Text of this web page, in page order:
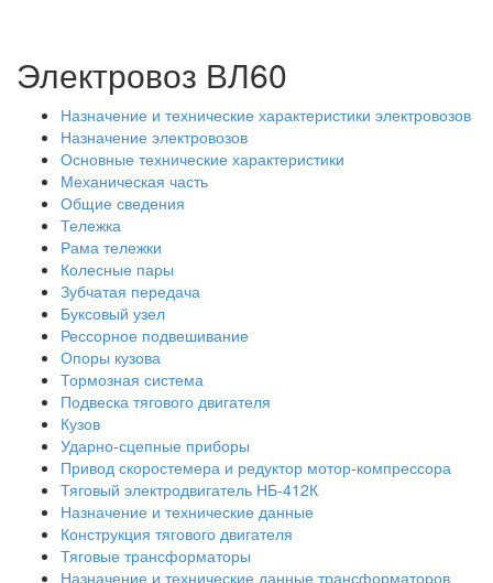
Электровоз ВЛ60
Назначение и технические характеристики электровозов
Назначение электровозов
Основные технические характеристики
Механическая часть
Общие сведения
Тележка
Рама тележки
Колесные пары
Зубчатая передача
Буксовый узел
Рессорное подвешивание
Опоры кузова
Тормозная система
Подвеска тягового двигателя
Кузов
Ударно-сцепные приборы
Привод скоростемера и редуктор мотор-компрессора
Тяговый электродвигатель НБ-412К
Назначение и технические данные
Конструкция тягового двигателя
Тяговые трансформаторы
Назначение и технические данные трансформаторов